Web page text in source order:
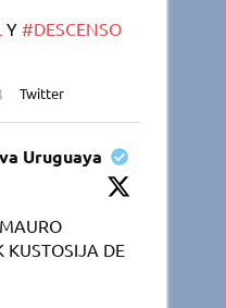
Y#DESCENSO
Twitter
Uruguaya
KUSTOSIJA DE